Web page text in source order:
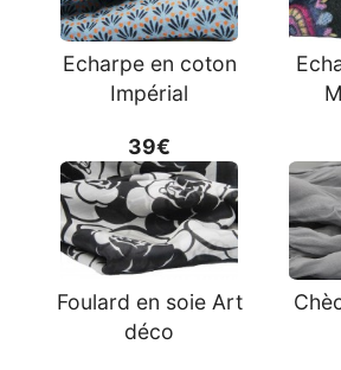
Echarpe en coton
Impérial
39€
Foulard en soie Art
déco